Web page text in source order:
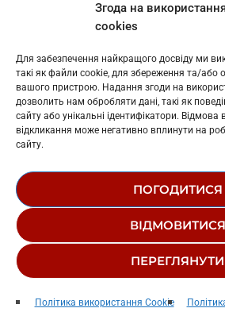
Згода на
cookies
Для забезпечення найкращого досвіду ми
такі як файли cookie, для збереження та/або
вашого пристрою. Надання згоди на
дозволить нам обробляти дані, такі як
сайту або унікальні ідентифікатори. Відмова
відкликання може негативно вплинути на
сайту.
ПОГОДИТИСЯ
ВІДМОВИТИСЯ
ПЕРЕГЛЯНУТИ
Політика використання Cookie
play_arrow
: L11-01410
: L11-01801
Косів: L11-01805
Гарасимів: L11-02274
© 1995-2026 РК «ЗАХІДНИЙ ПОЛЮС»
РЕДАКЦІЙНИЙ СТАТУТ
СТРУКТУРА ВЛАСНОСТІ